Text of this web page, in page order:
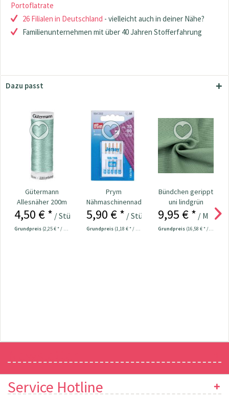
Portoflatrate
26 Filialen in Deutschland - vielleicht auch in deiner Nähe?
Familienunternehmen mit über 40 Jahren Stofferfahrung
Dazu passt
Gütermann
Allesnäher 200m
Fb. 929 - mint
4,50 € * / Stück
Grundpreis (2,25 € * / 100 Meter)
Prym
Nähmaschinennadeln
130/705 Jersey
5,90 € * / Stück
Grundpreis (1,18 € * / 1 Stück)
Bündchen gerippt
uni lindgrün
9,95 € * / Meter
Grundpreis (16,58 € * / 1 m²)
Service Hotline